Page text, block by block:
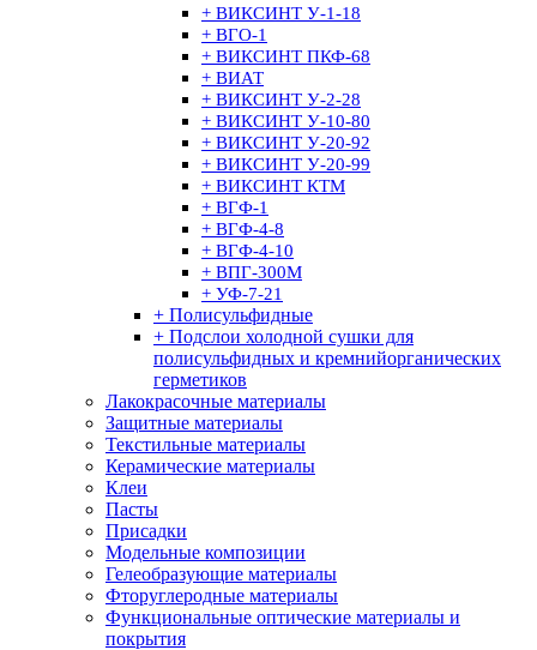
+ ВИКСИНТ У-1-18
+ ВГО-1
+ ВИКСИНТ ПКФ-68
+ ВИАТ
+ ВИКСИНТ У-2-28
+ ВИКСИНТ У-10-80
+ ВИКСИНТ У-20-92
+ ВИКСИНТ У-20-99
+ ВИКСИНТ КТМ
+ ВГФ-1
+ ВГФ-4-8
+ ВГФ-4-10
+ ВПГ-300М
+ УФ-7-21
+ Полисульфидные
+ Подслои холодной сушки для
полисульфидных и кремнийорганических
герметиков
Лакокрасочные материалы
Защитные материалы
Текстильные материалы
Керамические материалы
Клеи
Пасты
Присадки
Модельные композиции
Гелеобразующие материалы
Фторуглеродные материалы
Функциональные оптические материалы и
покрытия